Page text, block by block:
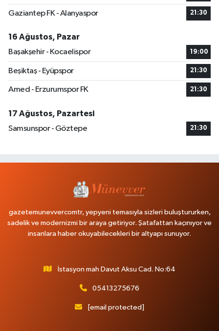
Gaziantep FK - Alanyaspor 21:30
16 Ağustos, Pazar
Başakşehir - Kocaelispor
19:00
Beşiktaş - Eyüpspor 21:30
Amed - Erzurumspor FK 21:30
17 Ağustos, Pazartesi
Samsunspor - Göztepe
21:30
gazetemunevvercomtr, yepyeni temasıyla sizleri buluştururken,
sadelik ve modernizmi bir araya getiriyor. Şatafattan kaçınıyor ve
insanlara haber okuyabilecekleri bir altyapı sunuyor.
İstasyon mah Davut Aksu Cad. No:64
05413275676
[email protected]